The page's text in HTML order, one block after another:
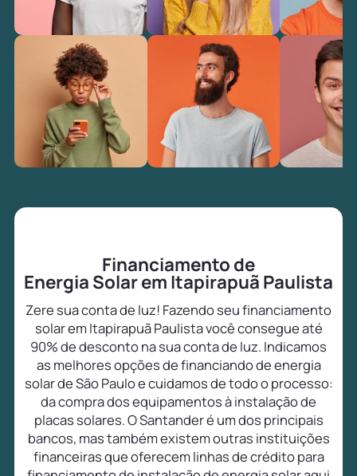
Financiamento de
Energia Solar em Itapirapuã Paulista
Zere sua conta de luz! Fazendo seu financiamento
solar em Itapirapuã Paulista você consegue até
90% de desconto na sua conta de luz. Indicamos
as melhores opções de financiando de energia
solar de São Paulo e cuidamos de todo o processo:
da compra dos equipamentos à instalação de
placas solares. O Santander é um dos principais
bancos, mas também existem outras instituições
financeiras que oferecem linhas de crédito para